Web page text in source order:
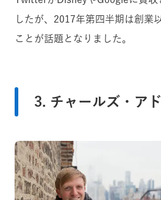
したが、2017年第四半期は創業
ことが話題となりました。
3. チャールズ・ア